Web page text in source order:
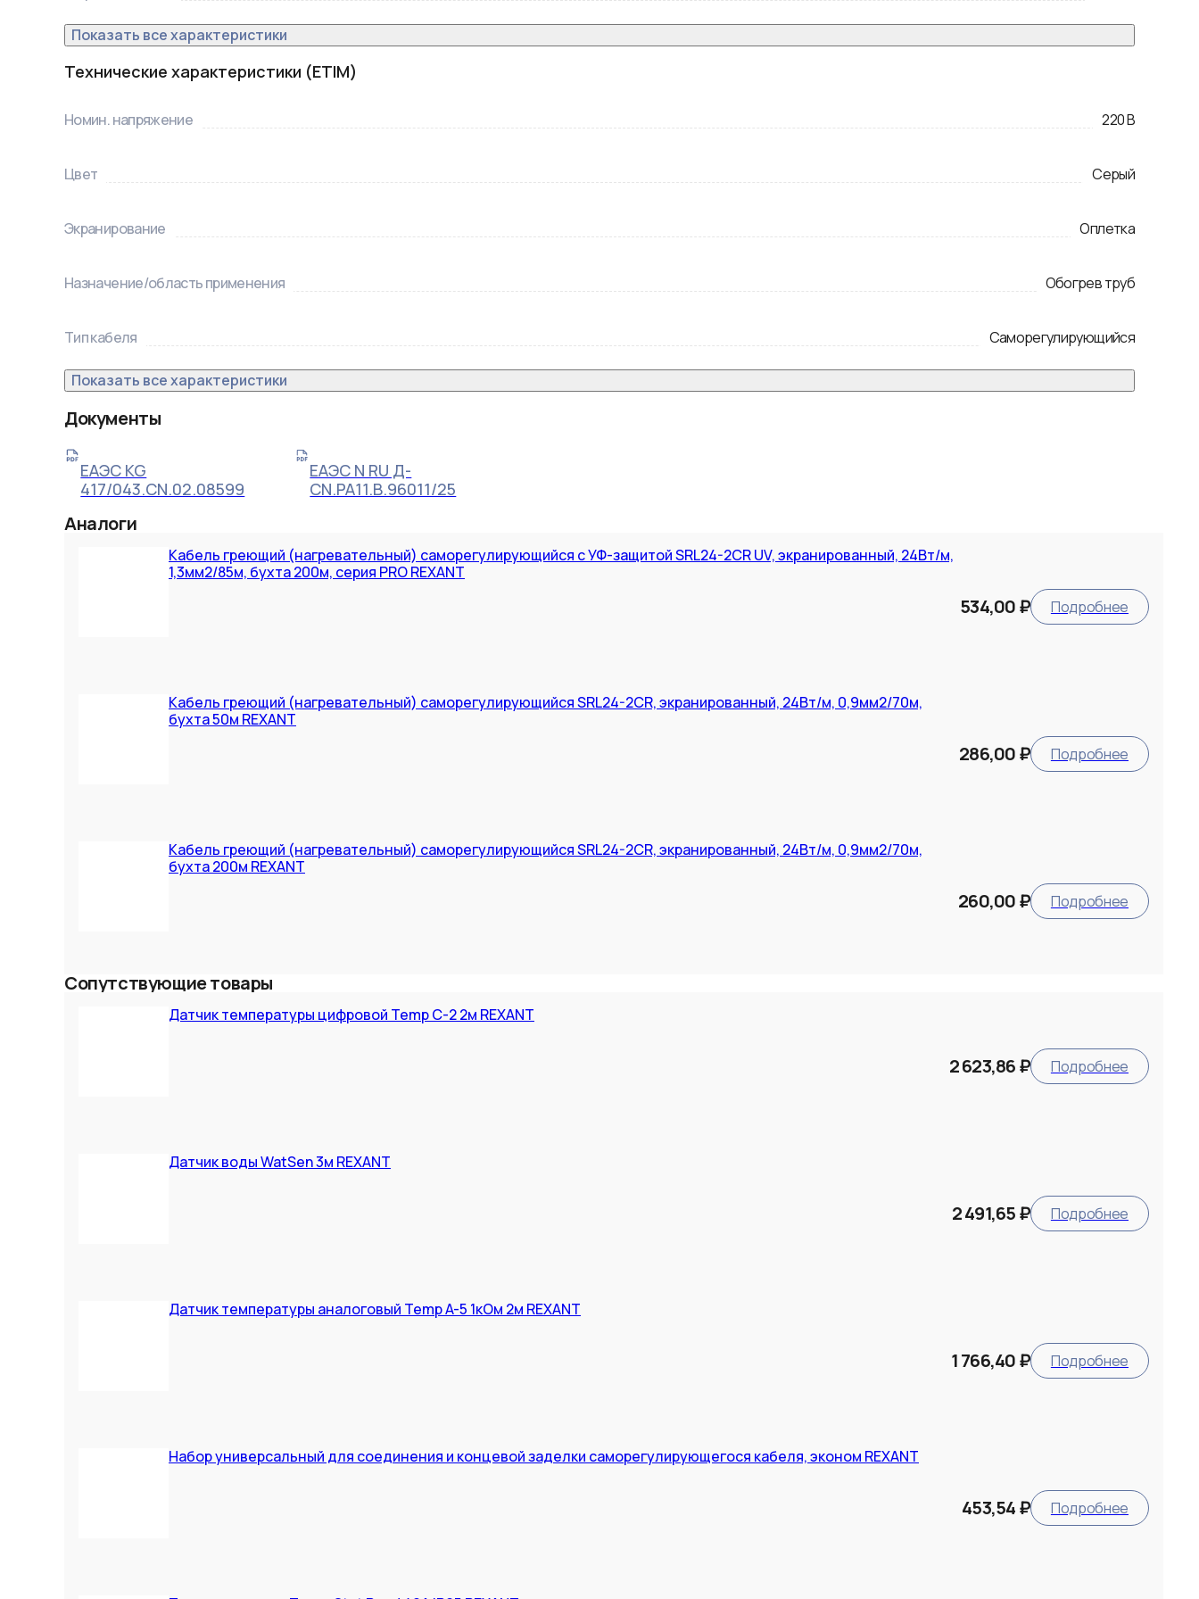
Показать все характеристики
Технические характеристики (ETIM)
Номин. напряжение 220В
Цвет Серый
Экранирование Оплетка
Назначение/область применения Обогрев труб
Тип кабеля Саморегулирующийся
Показать все характеристики
Документы
ЕАЭС KG
417/043.CN.02.08599
ЕАЭС N RU Д-
CN.РА11.В.96011/25
Аналоги
Кабель греющий (нагревательный) саморегулирующийся с УФ-защитой SRL24-2CR UV, экранированный, 24Вт/м,
1,3мм2/85м, бухта 200м, серия PRO REXANT
534,00 ₽ Подробнее
Кабель греющий (нагревательный) саморегулирующийся SRL24-2CR, экранированный, 24Вт/м, 0,9мм2/70м,
бухта 50м REXANT
286,00 ₽ Подробнее
Кабель греющий (нагревательный) саморегулирующийся SRL24-2CR, экранированный, 24Вт/м, 0,9мм2/70м,
бухта 200м REXANT
260,00 ₽ Подробнее
Сопутствующие товары
Датчик температуры цифровой Temp С-2 2м REXANT
2 623,86 ₽ Подробнее
Датчик воды WatSen 3м REXANT
2 491,65 ₽ Подробнее
Датчик температуры аналоговый Temp A-5 1кОм 2м REXANT
1 766,40 ₽ Подробнее
Набор универсальный для соединения и концевой заделки саморегулирующегося кабеля, эконом REXANT
453,54 ₽ Подробнее